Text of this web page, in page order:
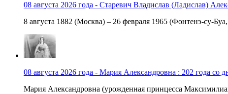
08 августа 2026 года - Старевич Владислав (Ладислав)
8 августа 1882 (Москва) – 26 февраля 1965 (Фонтенэ-су-
08 августа 2026 года - Мария Александровна : 202 года со
Мария Александровна (урожденная принцесса